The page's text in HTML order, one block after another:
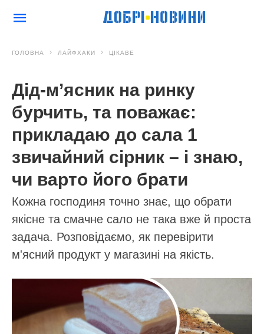
ГОЛОВНА ЛАЙФХАКИ ЦІКАВЕ
Дід-м’ясник на ринку
бурчить, та поважає:
прикладаю до сала 1
звичайний сірник – і знаю,
чи варто його брати
Кожна господиня точно знає, що обрати
якісне та смачне сало не така вже й проста
задача. Розповідаємо, як перевірити
м'ясний продукт у магазині на якість.